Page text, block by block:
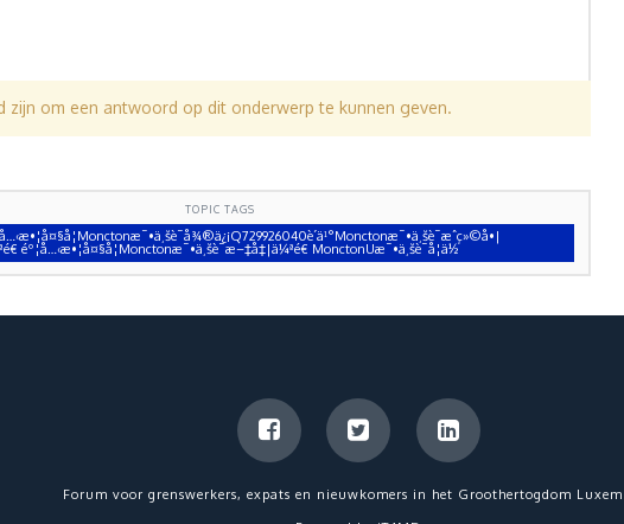
zijn om een antwoord op dit onderwerp te kunnen geven.
TOPIC TAGS
éº¦å…‹æ•¦å¤§å­¦Monctonæ¯•ä¸šè¯æ–‡å‡­|ä¼ªé€ MonctonUæ¯•ä¸šè¯å­¦ä½
Forum voor grenswerkers, expats en nieuwkomers in het Groothertogdom